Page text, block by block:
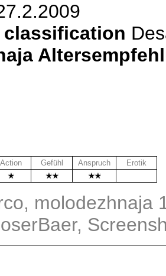
Action Gefühl Anspruch
Erotik
molodezhnaja